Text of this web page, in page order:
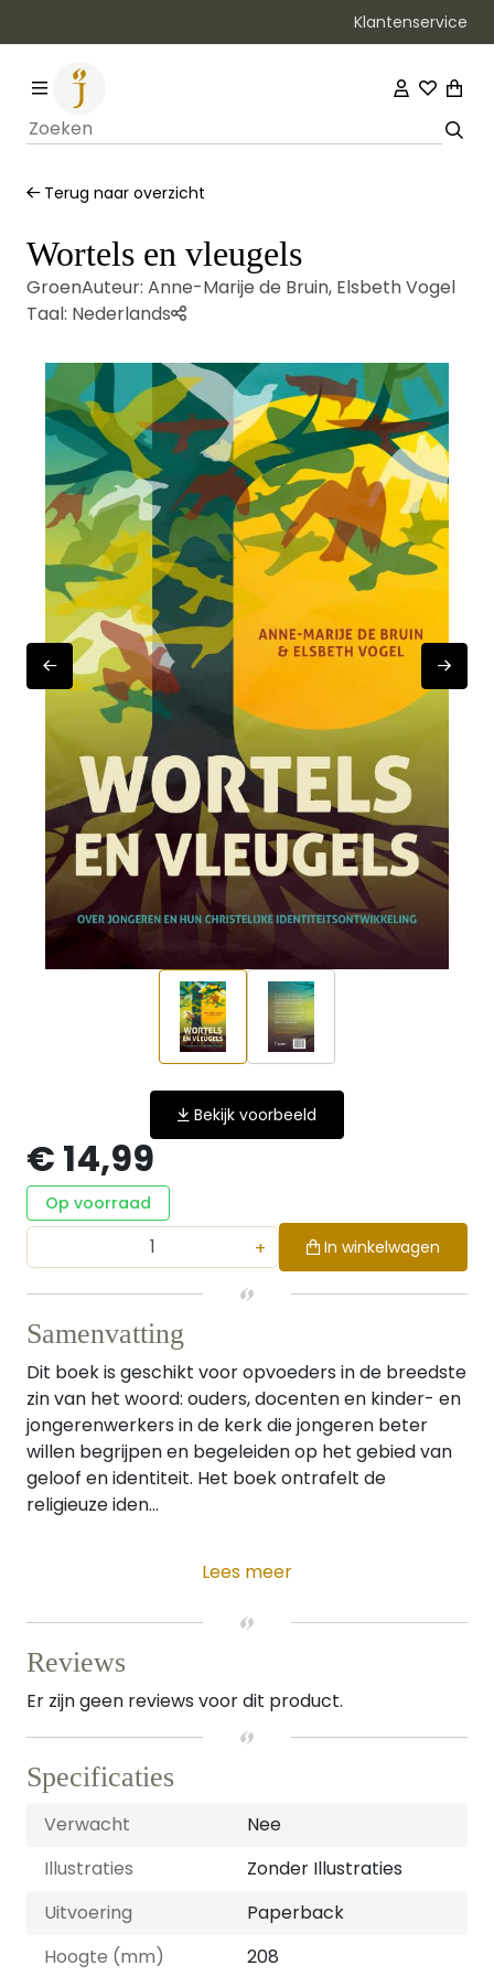
Klantenservice
Terug naar overzicht
Wortels en vleugels
GroenAuteur: Anne-Marije de Bruin, Elsbeth Vogel
Taal: Nederlands
Bekijk voorbeeld
€ 14,99
Op voorraad
+ In winkelwagen
Samenvatting
Dit boek is geschikt voor opvoeders in de breedste
zin van het woord: ouders, docenten en kinder- en
jongerenwerkers in de kerk die jongeren beter
willen begrijpen en begeleiden op het gebied van
geloof en identiteit. Het boek ontrafelt de
religieuze iden...
Lees meer
Reviews
Er zijn geen reviews voor dit product.
Specificaties
Verwacht
Nee
Illustraties
Zonder Illustraties
Uitvoering
Paperback
Hoogte (mm)
208